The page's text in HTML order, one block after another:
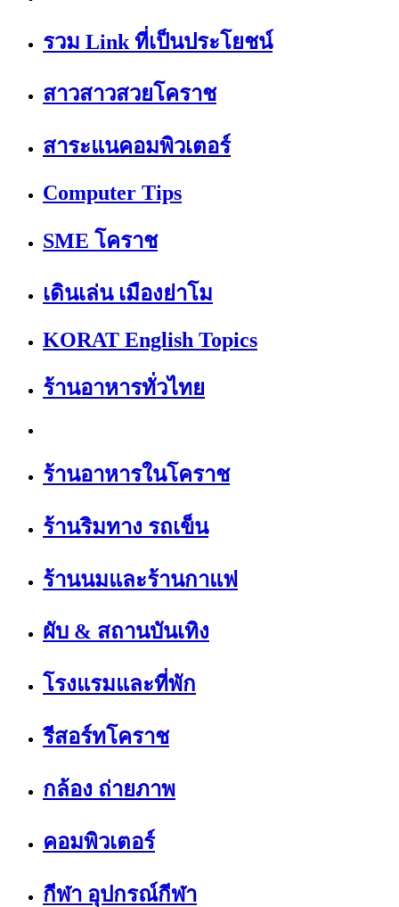
รวม Link ที่เป็นประโยชน์
สาวสาวสวยโคราช
สาระแนคอมพิวเตอร์
Computer Tips
SME โคราช
เดินเล่น เมืองย่าโม
KORAT English Topics
ร้านอาหารทั่วไทย
ร้านอาหารในโคราช
ร้านริมทาง รถเข็น
ร้านนมและร้านกาแฟ
ผับ & สถานบันเทิง
โรงแรมและที่พัก
รีสอร์ทโคราช
กล้อง ถ่ายภาพ
คอมพิวเตอร์
กีฬา อุปกรณ์กีฬา